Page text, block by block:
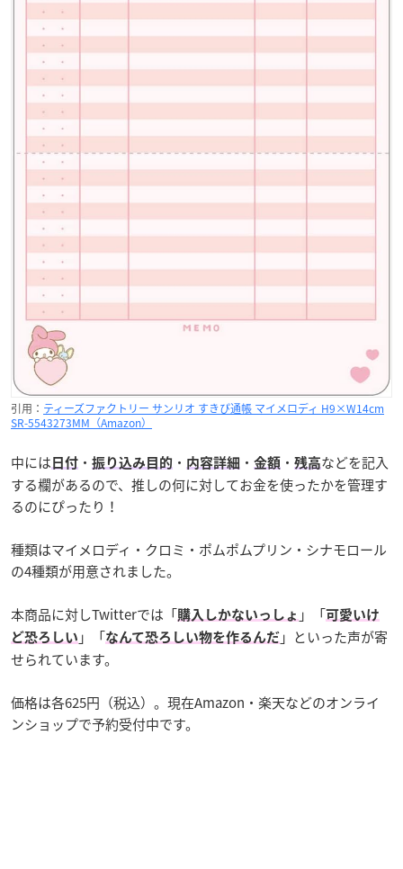
引用： ティーズファクトリー サンリオ すきぴ通帳 マイメロディ H9×W14cm
SR-5543273MM（Amazon）
中には 日付 ・ 振り込み目的 ・ 内容詳細 ・ 金額 ・ 残高などを記入
する欄があるので、推しの何に対してお金を使ったかを管理す
るのにぴったり！
種類はマイメロディ・クロミ・ポムポムプリン・シナモロール
の4種類が用意されました。
本商品に対しTwitterでは「購入しかないっしょ 」「可愛いけ
ど恐ろしい 」「なんて恐ろしい物を作るんだ 」といった声が寄
せられています。
価格は各625円（税込）。現在Amazon・楽天などのオンライ
ンショップで予約受付中です。